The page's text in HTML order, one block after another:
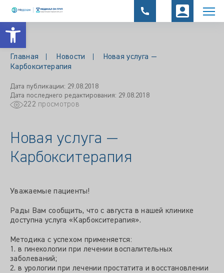
Открыть панель инструментов
Главная Новости
Новая услуга —
Карбокситерапия
Дата публикации: 29.08.2018
Дата последнего редактирования: 29.08.2018
222 просмотров
Новая услуга —
Карбокситерапия
Уважаемые пациенты!
Рады Вам сообщить, что с августа в нашей клинике
доступна услуга «Карбокситерапия».
Методика с успехом применяется:
1. в гинекологии при лечении воспалительных
заболеваний;
2. в урологии при лечении простатита и восстановлении